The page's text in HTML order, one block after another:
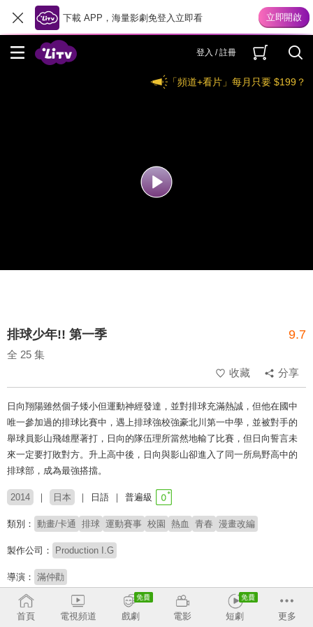
下載 APP，海量影劇免登入立即看
登入 / 註冊
「頻道+看片」每月只要 $199？
排球少年!! 第一季 9.7
全 25 集
收藏
分享
日向翔陽雖然個子矮小但運動神經發達，並對排球充滿熱誠，但他在國中
唯一參加過的排球比賽中，遇上排球強校強豪北川第一中學，並被對手的
舉球員影山飛雄壓著打，日向的隊伍理所當然地輸了比賽，但日向誓言未
來一定要打敗對方。升上高中後，日向與影山卻進入了同一所烏野高中的
排球部，成為最強搭擋。
2014 日本 日語 普遍級
類別： 動畫/卡通 排球 運動賽事 校園 熱血 青春 漫畫改編
製作公司： Production I.G
導演： 滿仲勸
配音： 石川界人 日野聰 入野自由 林勇 細谷佳正 岡本信彦
内山昂輝 齊藤壯馬 增田俊樹 名塚佳織 神谷浩史 田中一成
首頁 電視頻道 戲劇 電影 短劇 更多